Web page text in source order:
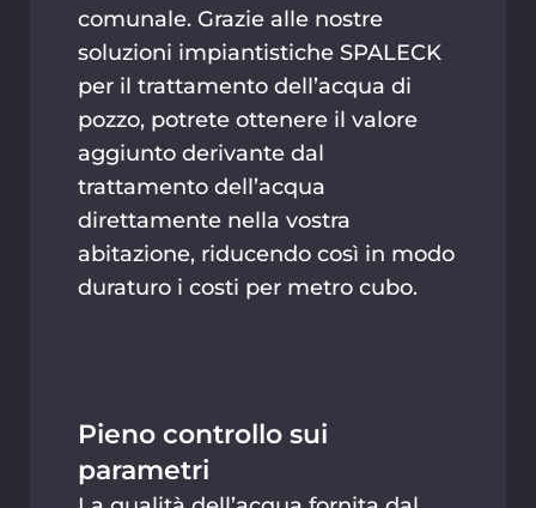
comunale. Grazie alle nostre
soluzioni impiantistiche SPALECK
per il trattamento dell’acqua di
pozzo, potrete ottenere il valore
aggiunto derivante dal
trattamento dell’acqua
direttamente nella vostra
abitazione, riducendo così in modo
duraturo i costi per metro cubo.
Pieno controllo sui
parametri